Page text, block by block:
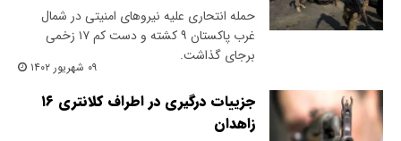
حمله انتحاری علیه نیروهای امنیتی در شمال
غرب پاکستان ۹ کشته و دست کم ۱۷ زخمی
برجای گذاشت.
۰۹ شهریور ۱۴۰۲
جزییات درگیری در اطراف کلانتری ۱۶
زاهدان